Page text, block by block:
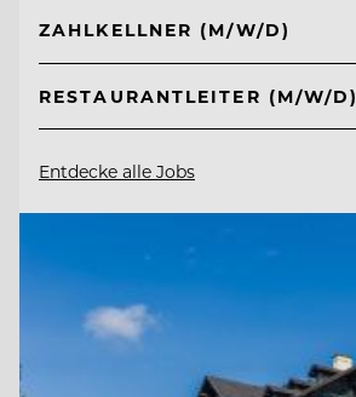
ZAHLKELLNER (M/W/D)
RESTAURANTLEITER (M/W/D)
Entdecke alle Jobs